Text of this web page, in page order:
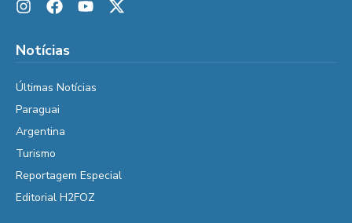
Notícias
Últimas Notícias
Paraguai
Argentina
Turismo
Reportagem Especial
Editorial H2FOZ